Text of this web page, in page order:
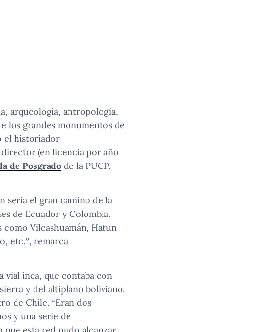
arqueología, antropología,
los grandes monumentos de
el historiador
(en licencia por año
de Posgrado de la PUCP.
sería el gran camino de la
de Ecuador y Colombia.
Vilcashuamán, Hatun
etc.”, remarca.
vial inca, que contaba con
y del altiplano boliviano.
de Chile. “Eran dos
y una serie de